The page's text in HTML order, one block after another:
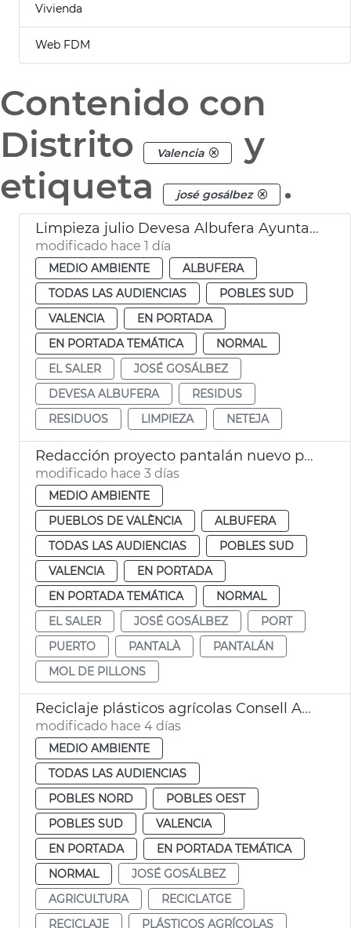
Vivienda
Web FDM
Contenido con
Distrito
Valencia
y
etiqueta
josé gosálbez .
Limpieza julio Devesa Albufera Ayuntamiento València
modificado hace 1 día
MEDIO AMBIENTE
ALBUFERA
TODAS LAS AUDIENCIAS
POBLES SUD
VALENCIA
EN PORTADA
EN PORTADA TEMÁTICA
NORMAL
EL SALER
JOSÉ GOSÁLBEZ
DEVESA ALBUFERA
RESIDUS
RESIDUOS
LIMPIEZA NETEJA
Redacción proyecto pantalán nuevo pantalán puerto de El Saler València
modificado hace 3 días
MEDIO AMBIENTE
PUEBLOS DE VALÈNCIA
ALBUFERA
TODAS LAS AUDIENCIAS
POBLES SUD
VALENCIA
EN PORTADA
EN PORTADA TEMÁTICA
NORMAL
EL SALER
JOSÉ GOSÁLBEZ
PORT
PUERTO
PANTALÀ
PANTALÁN
MOL DE PILLONS
Reciclaje plásticos agrícolas Consell Agrari València
modificado hace 4 días
MEDIO AMBIENTE
TODAS LAS AUDIENCIAS
POBLES NORD
POBLES OEST
POBLES SUD
VALENCIA
EN PORTADA
EN PORTADA TEMÁTICA
NORMAL
JOSÉ GOSÁLBEZ
AGRICULTURA
RECICLATGE
RECICLAJE
PLÁSTICOS AGRÍCOLAS